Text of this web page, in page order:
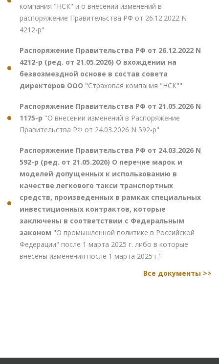
компания "НСК" и о внесении изменений в
распоряжение Правительства РФ от 26.12.2022 N
4212-р"
Распоряжение Правительства РФ от 26.12.2022 N
4212-р (ред. от 21.05.2026) О вхождении на
безвозмездной основе в состав совета
директоров ООО "Страховая компания "НСК""
Распоряжение Правительства РФ от 21.05.2026 N
1175-р "О внесении изменений в Распоряжение
Правительства РФ от 24.03.2026 N 592-р"
Распоряжение Правительства РФ от 24.03.2026 N
592-р (ред. от 21.05.2026) О перечне марок и
моделей допущенных к использованию в
качестве легкового такси транспортных
средств, произведенных в рамках специальных
инвестиционных контрактов, которые
заключены в соответствии с Федеральным
законом "О промышленной политике в Российской
Федерации" после 1 марта 2025 г. либо в которые
внесены изменения после 1 марта 2025 г."
Все документы >>